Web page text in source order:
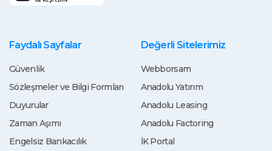
Faydalı Sayfalar
Güvenlik
Sözleşmeler ve Bilgi Formları
Duyurular
Zaman Aşımı
Engelsiz Bankacılık
Değerli Sitelerimiz
Webborsam
Anadolu Yatırım
Anadolu Leasing
Anadolu Factoring
İK Portal